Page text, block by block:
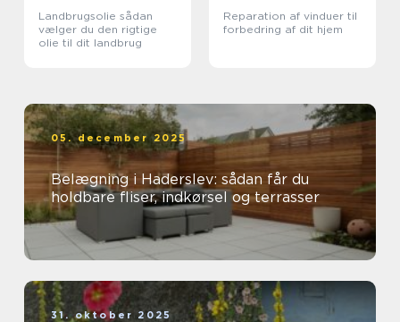
Landbrugsolie sådan
vælger du den rigtige
olie til dit landbrug
Reparation af vinduer til
forbedring af dit hjem
05. december 2025
Belægning i Haderslev: sådan får du
holdbare fliser, indkørsel og terrasser
31. oktober 2025